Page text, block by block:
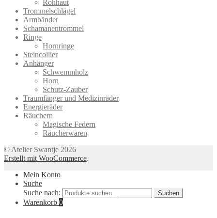
Rohhaut
Trommelschlägel
Armbänder
Schamanentrommel
Ringe
Hornringe
Steincollier
Anhänger
Schwemmholz
Horn
Schutz-Zauber
Traumfänger und Medizinräder
Energieräder
Räuchern
Magische Federn
Räucherwaren
© Atelier Swantje 2026
Erstellt mit WooCommerce.
Mein Konto
Suche
Suche nach:
Suchen
Warenkorb 0